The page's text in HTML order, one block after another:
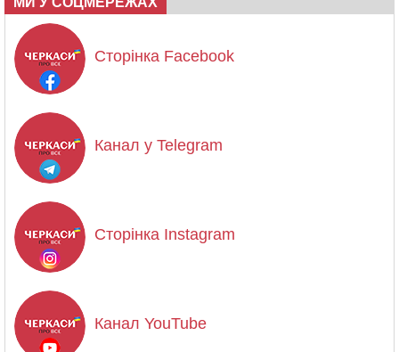
Сторінка Facebook
Канал у Telegram
Сторінка Instagram
Канал YouTube